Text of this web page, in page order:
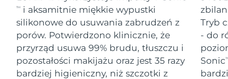
TM
i aksamitnie miękkie wypustki
silikonowe do usuwania zabrudzeń z
porów. Potwierdzono klinicznie, że
przyrząd usuwa 99% brudu, tłuszczu i
pozostałości makijażu oraz jest 35 razy
bardziej higieniczny, niż szczotki z
Tryb
- do
Sonic
All revitalizing eye massagers
Advanced pore care essentials
Serum
For healthy hair
issa™ Teeth Whitening Gel
18% PAP
Kosmetyki Mężczyźni
Gibraltar
8/12/26
Grecja
Oczekiwany czas dostawy
8/8/26
SRA Hongkong
(Chiny)
Oczekiwany czas dostawy
8/9/26